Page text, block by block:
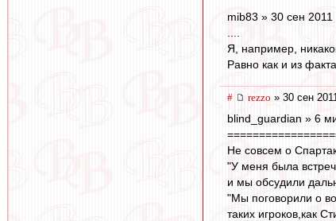
mib83 » 30 сен 2011
Я, например,
Равно как и из
# rezzo » 30 сен
blind_guardian » 6
Не совсем о
"У меня была
и мы обсудили
"Мы поговорили о
таких игроков,как